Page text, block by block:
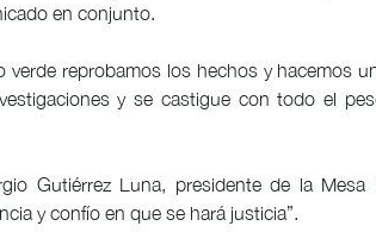
en conjunto.
verde reprobamos los hechos y hacemos
y se castigue con todo el
Gutiérrez Luna, presidente de la Mesa
y confío en que se hará justicia”.